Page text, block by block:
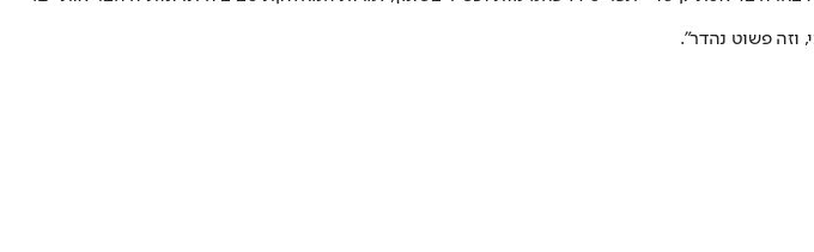
וזה פשוט נהדר".